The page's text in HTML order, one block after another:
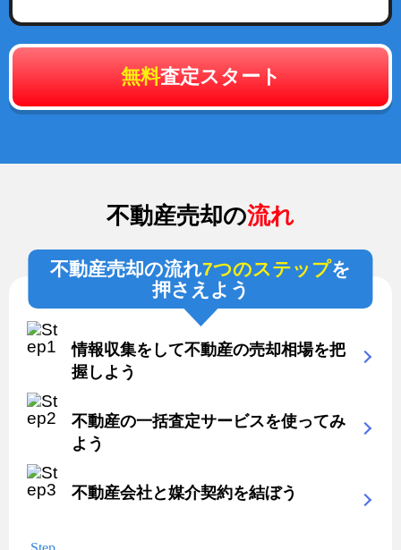
無料査定スタート
不動産売却の流れ
不動産売却の流れ7つのステップを
押さえよう
情報収集をして不動産の売却相場を把
握しよう
不動産の一括査定サービスを使ってみ
よう
不動産会社と媒介契約を結ぼう